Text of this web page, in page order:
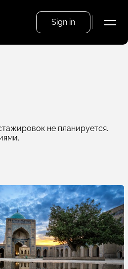
Sign in
не планируется.